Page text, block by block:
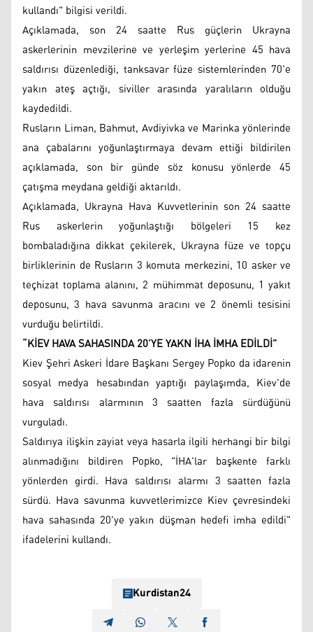
kullandı" bilgisi verildi.
Açıklamada, son 24 saatte Rus güçlerin Ukrayna
askerlerinin mevzilerine ve yerleşim yerlerine 45 hava
saldırısı düzenlediği, tanksavar füze sistemlerinden 70'e
yakın ateş açtığı, siviller arasında yaralıların olduğu
kaydedildi.
Rusların Liman, Bahmut, Avdiyivka ve Marinka yönlerinde
ana çabalarını yoğunlaştırmaya devam ettiği bildirilen
açıklamada, son bir günde söz konusu yönlerde 45
çatışma meydana geldiği aktarıldı.
Açıklamada, Ukrayna Hava Kuvvetlerinin son 24 saatte
Rus askerlerin yoğunlaştığı bölgeleri 15 kez
bombaladığına dikkat çekilerek, Ukrayna füze ve topçu
birliklerinin de Rusların 3 komuta merkezini, 10 asker ve
teçhizat toplama alanını, 2 mühimmat deposunu, 1 yakıt
deposunu, 3 hava savunma aracını ve 2 önemli tesisini
vurduğu belirtildi.
“KİEV HAVA SAHASINDA 20’YE YAKN İHA İMHA EDİLDİ”
Kiev Şehri Askeri İdare Başkanı Sergey Popko da idarenin
sosyal medya hesabından yaptığı paylaşımda, Kiev'de
hava saldırısı alarmının 3 saatten fazla sürdüğünü
vurguladı.
Saldırıya ilişkin zayiat veya hasarla ilgili herhangi bir bilgi
alınmadığını bildiren Popko, "İHA'lar başkente farklı
yönlerden girdi. Hava saldırısı alarmı 3 saatten fazla
sürdü. Hava savunma kuvvetlerimizce Kiev çevresindeki
hava sahasında 20'ye yakın düşman hedefi imha edildi"
ifadelerini kullandı.
Kurdistan24